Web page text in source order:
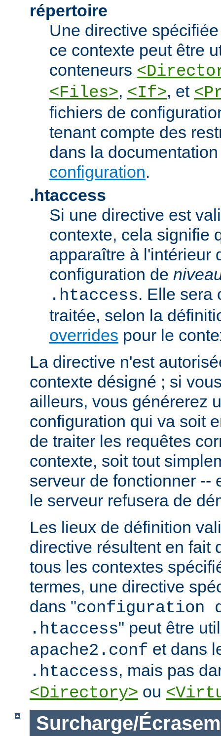
répertoire
Une directive
ce contexte peut être
conteneurs
<Files>, <If>, et
fichiers de
tenant compte des
dans la
configuration.
.htaccess
Si une directive est
contexte, cela signifie
apparaître à l'intérieur
configuration de
.htaccess. Elle sera
traitée, selon la
overrides pour le
La directive n'est
contexte désigné ; si
ailleurs, vous générerez
configuration qui va soit
de traiter les requêtes
contexte, soit tout
serveur de fonctionner --
le serveur refusera de
Les lieux de définition
directive résultent en fait
tous les contextes
termes, une directive
dans "configuration
.htaccess" peut être
apache2.conf et dans
.htaccess, mais pas
<Directory> ou
Surcharge/